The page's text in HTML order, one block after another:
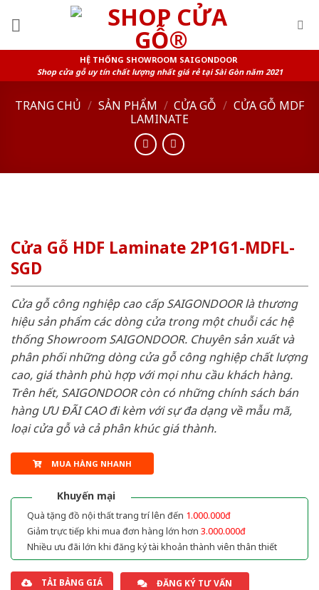
HỆ THỐNG SHOWROOM SAIGONDOOR
Shop cửa gỗ uy tín chất lượng nhất giá rẻ tại Sài Gòn năm 2021
TRANG CHỦ / SẢN PHẨM / CỬA GỖ / CỬA GỖ MDF
LAMINATE
Cửa Gỗ HDF Laminate 2P1G1-MDFL-
SGD
Cửa gỗ công nghiệp cao cấp SAIGONDOOR là thương
hiệu sản phẩm các dòng cửa trong một chuỗi các hệ
thống Showroom SAIGONDOOR. Chuyên sản xuất và
phân phối những dòng cửa gỗ công nghiệp chất lượng
cao, giá thành phù hợp với mọi nhu cầu khách hàng.
Trên hết, SAIGONDOOR còn có những chính sách bán
hàng ƯU ĐÃI CAO đi kèm với sự đa dạng về mẫu mã,
loại cửa gỗ và cả phân khúc giá thành.
MUA HÀNG NHANH
Khuyến mại
Quà tặng đồ nội thất trang trí lên đến 1.000.000đ
Giảm trực tiếp khi mua đơn hàng lớn hơn 3.000.000đ
Nhiều ưu đãi lớn khi đăng ký tài khoản thành viên thân thiết
TẢI BẢNG GIÁ ĐĂNG KÝ TƯ VẤN